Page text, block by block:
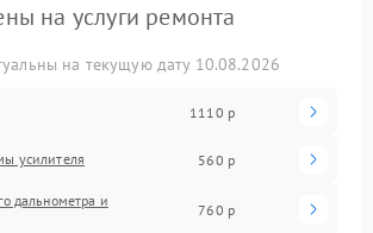
на услуги ремонта
на текущую дату 10.08.2026
1110 р
усилителя 560 р
дальнометра и
760 р